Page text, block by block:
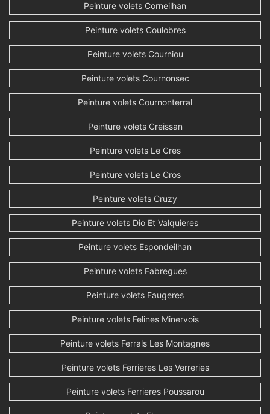
Peinture volets Corneilhan
Peinture volets Coulobres
Peinture volets Courniou
Peinture volets Cournonsec
Peinture volets Cournonterral
Peinture volets Creissan
Peinture volets Le Cres
Peinture volets Le Cros
Peinture volets Cruzy
Peinture volets Dio Et Valquieres
Peinture volets Espondeilhan
Peinture volets Fabregues
Peinture volets Faugeres
Peinture volets Felines Minervois
Peinture volets Ferrals Les Montagnes
Peinture volets Ferrieres Les Verreries
Peinture volets Ferrieres Poussarou